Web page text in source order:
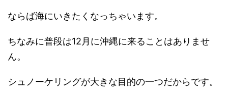
ならば海にいきたくなっちゃいます。
ちなみに普段は12月に沖縄に来ることはありませ
ん。
シュノーケリングが大きな目的の一つだからです。